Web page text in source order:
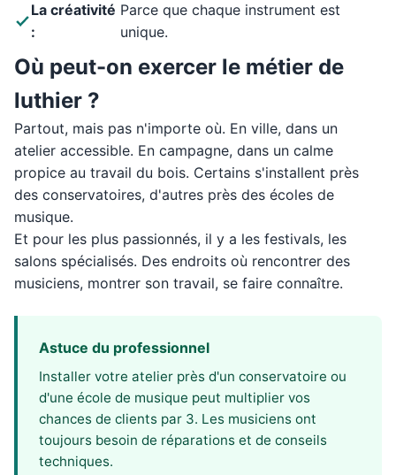
La créativité
:
Parce que chaque instrument est
unique.
Où peut-on exercer le métier de
luthier ?
Partout, mais pas n'importe où. En ville, dans un
atelier accessible. En campagne, dans un calme
propice au travail du bois. Certains s'installent près
des conservatoires, d'autres près des écoles de
musique.
Et pour les plus passionnés, il y a les festivals, les
salons spécialisés. Des endroits où rencontrer des
musiciens, montrer son travail, se faire connaître.
Astuce du professionnel
Installer votre atelier près d'un conservatoire ou
d'une école de musique peut multiplier vos
chances de clients par 3. Les musiciens ont
toujours besoin de réparations et de conseils
techniques.